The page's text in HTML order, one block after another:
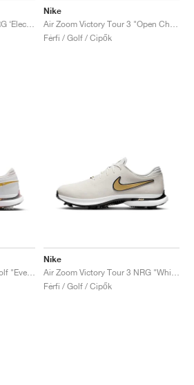
Nike
Férfi / Golf / Cipők
Nike
Férfi / Golf / Cipők